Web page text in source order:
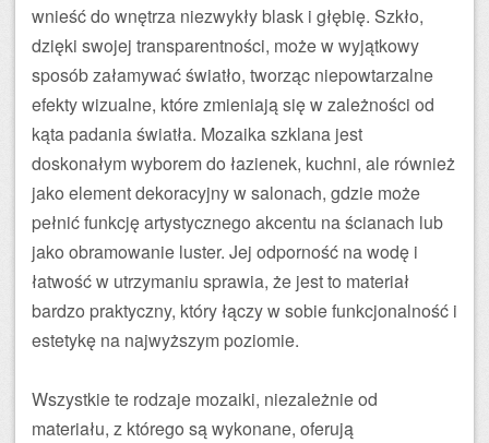
wnieść do wnętrza niezwykły blask i głębię. Szkło,
dzięki swojej transparentności, może w wyjątkowy
sposób załamywać światło, tworząc niepowtarzalne
efekty wizualne, które zmieniają się w zależności od
kąta padania światła. Mozaika szklana jest
doskonałym wyborem do łazienek, kuchni, ale również
jako element dekoracyjny w salonach, gdzie może
pełnić funkcję artystycznego akcentu na ścianach lub
jako obramowanie luster. Jej odporność na wodę i
łatwość w utrzymaniu sprawia, że jest to materiał
bardzo praktyczny, który łączy w sobie funkcjonalność i
estetykę na najwyższym poziomie.
Wszystkie te rodzaje mozaiki, niezależnie od
materiału, z którego są wykonane, oferują